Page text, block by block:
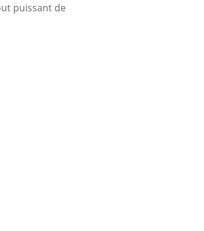
puissant de